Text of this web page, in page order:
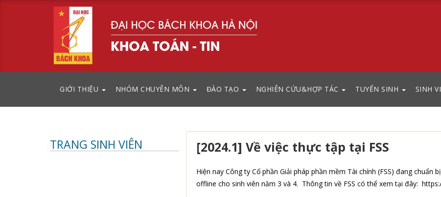
GIỚI THIỆU NHÓM CHUYÊN MÔN ĐÀO TẠO NGHIÊN CỨU&HỢP TÁC TUYỂN SINH SINH
TRANG SINH VIÊN [2024.1] Về việc thực tập tại FSS
Hiện nay Công ty Cổ phần Giải pháp phần mềm Tài chính (FSS) đang
offline cho sinh viên năm 3 và 4. Thông tin về FSS có thể xem tại đây: